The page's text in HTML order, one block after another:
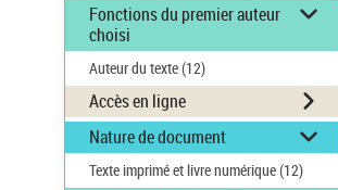
Fonctions du premier auteur
choisi
Auteur du texte(12)
Accès en ligne
Nature de document
Texte imprimé et livre numérique(12)